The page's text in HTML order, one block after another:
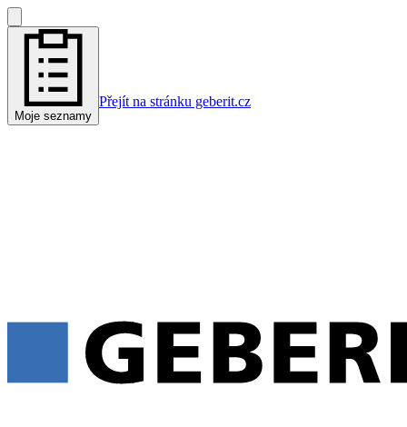
Moje seznamy
Přejít na stránku geberit.cz